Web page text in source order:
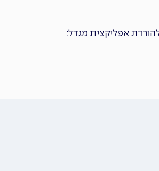
אפליקצית מגדל: